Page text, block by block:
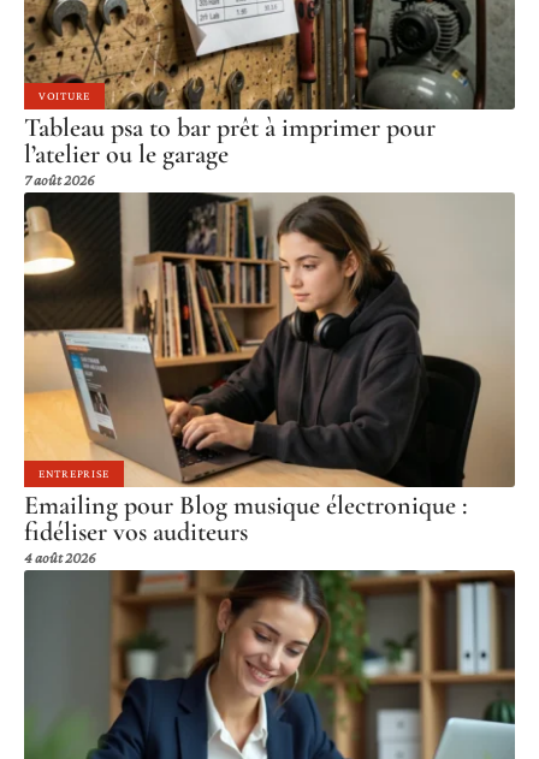
VOITURE
Tableau psa to bar prêt à imprimer pour
l’atelier ou le garage
7 août 2026
ENTREPRISE
Emailing pour Blog musique électronique :
fidéliser vos auditeurs
4 août 2026